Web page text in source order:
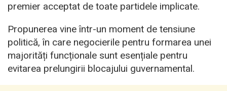
premier acceptat de toate partidele implicate.
Propunerea vine într-un moment de tensiune
politică, în care negocierile pentru formarea unei
majorități funcționale sunt esențiale pentru
evitarea prelungirii blocajului guvernamental.